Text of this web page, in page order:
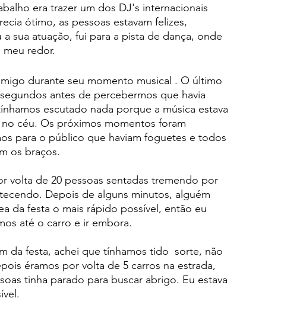
era trazer um dos DJ's internacionais
ótimo, as pessoas estavam felizes,
sua atuação, fui para a pista de dança, onde
redor.
durante seu momento musical . O último
antes de percebermos que havia
escutado nada porque a música estava
céu. Os próximos momentos foram
para o público que haviam foguetes e todos
os braços.
volta de 20 pessoas sentadas tremendo por
Depois de alguns minutos, alguém
da festa o mais rápido possível, então eu
até o carro e ir embora.
da festa, achei que tínhamos tido  sorte, não
éramos por volta de 5 carros na estrada,
tinha parado para buscar abrigo. Eu estava